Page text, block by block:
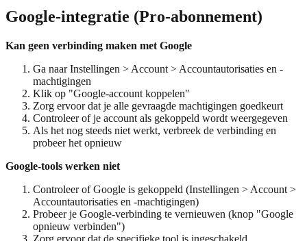
Google-integratie (Pro-abonnement)
Kan geen verbinding maken met Google
Ga naar Instellingen > Account > Accountautorisaties en -
machtigingen
Klik op "Google-account koppelen"
Zorg ervoor dat je alle gevraagde machtigingen goedkeurt
Controleer of je account als gekoppeld wordt weergegeven
Als het nog steeds niet werkt, verbreek de verbinding en
probeer het opnieuw
Google-tools werken niet
Controleer of Google is gekoppeld (Instellingen > Account >
Accountautorisaties en -machtigingen)
Probeer je Google-verbinding te vernieuwen (knop "Google
opnieuw verbinden")
Zorg ervoor dat de specifieke tool is ingeschakeld